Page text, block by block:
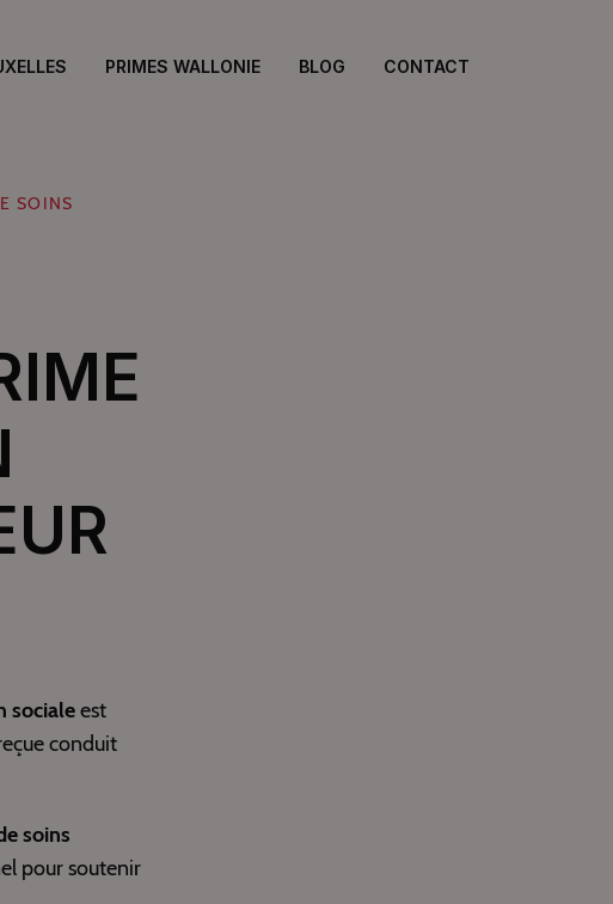
PRIMES WALLONIE BLOG CONTACT
SOINS
socialeest
conduit
soins
pour soutenir